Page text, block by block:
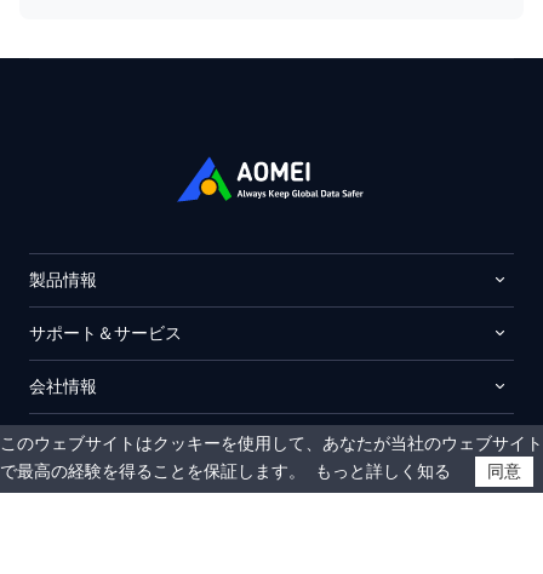
製品情報
サポート＆サービス
会社情報
このウェブサイトはクッキーを使用して、あなたが当社のウェブサイト
で最高の経験を得ることを保証します。
もっと詳しく知る 同意